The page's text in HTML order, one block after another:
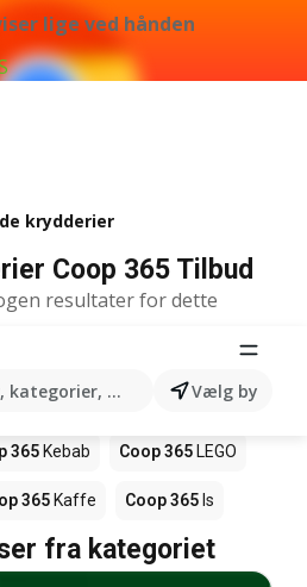
lige ved hånden
kategorier, produkter...Vælg by
krydderier
Coop 365 Tilbud
resultater for dette
i butikker Coop 365
365Magasin
365 Kebab Coop 365 LEGO
365 Kaffe Coop 365 Is
fra kategoriet